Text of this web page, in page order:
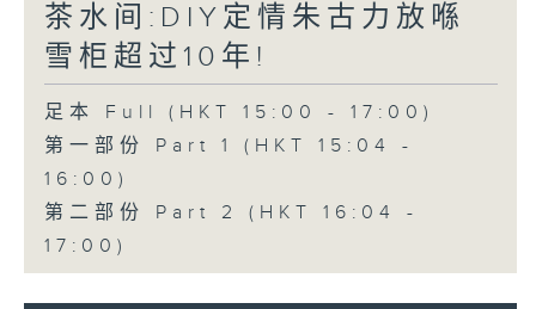
茶水间:DIY定情朱古力放喺
雪柜超过10年!
足本 Full (HKT 15:00 - 17:00)
第一部份 Part 1 (HKT 15:04 -
16:00)
第二部份 Part 2 (HKT 16:04 -
17:00)